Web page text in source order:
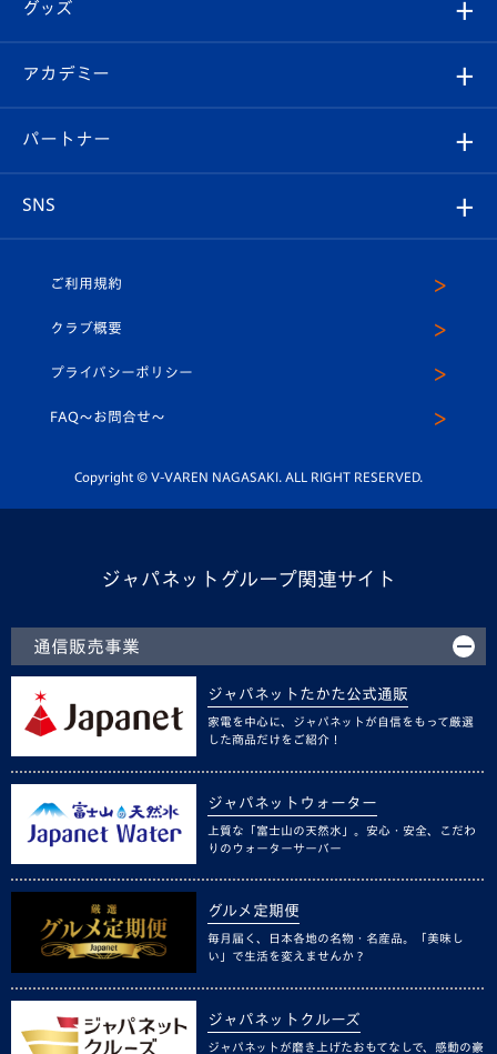
チケット
イベント
メディア
ホームタウン
スタッフプロフィール
マスコット紹介
平和祈念活動
ホームタウン活動
Revive Team
ヴィヴィくんの長崎おもてなしガイド
フォトギャラリー
スタジアムグルメ
V-LOVERS（ファンクラブ）
プレイヤーズスイート
グッズ
オンラインショップ
店舗情報
アカデミー
育成からのお知らせ
U-18
スクール
パートナー
SNS
ヴィヴィくんインスタグラム
公式LINE＠
ご利用規約
クラブ概要
プライバシーポリシー
FAQ〜お問合せ〜
Copyright © V-VAREN NAGASAKI. ALL RIGHT RESERVED.
ジャパネットグループ関連サイト
通信販売事業
ジャパネットたかた公式通販
家電を中心に、ジャパネットが自信をもって厳選
した商品だけをご紹介！
ジャパネットウォーター
上質な「富士山の天然水」。安心・安全、こだわ
りのウォーターサーバー
グルメ定期便
毎月届く、日本各地の名物・名産品。「美味し
い」で生活を変えませんか？
ジャパネットクルーズ
ジャパネットが磨き上げたおもてなしで、感動の豪